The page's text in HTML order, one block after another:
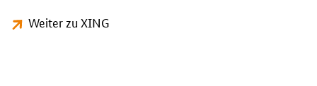
Weiter zu XING